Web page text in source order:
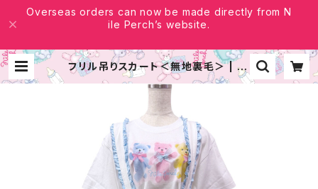
Overseas orders can now be made directly from N
ile Perch’s website.
フリル吊りスカート＜無地裏毛＞ | NI
LE PERCH